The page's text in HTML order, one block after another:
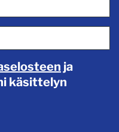
ja
käsittelyn